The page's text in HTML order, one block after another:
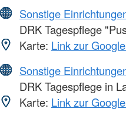
Sonstige
DRK Tagespflege
Karte: Link zur
Sonstige
DRK Tagespflege in
Karte: Link zur